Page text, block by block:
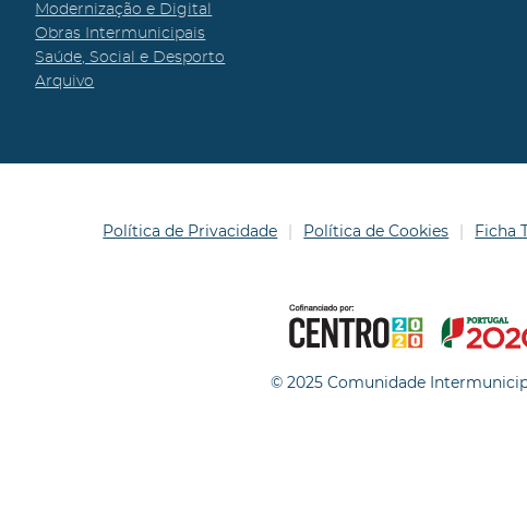
Modernização e Digital
Obras Intermunicipais
Saúde, Social e Desporto
Arquivo
Política de Privacidade Política de Cookies Ficha
© 2025 Comunidade